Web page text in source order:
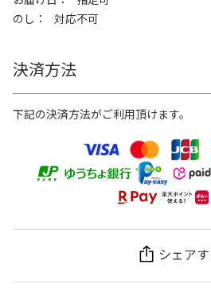
のし
対応不可
決済方法
下記の決済方法がご利用頂けます。
シェア